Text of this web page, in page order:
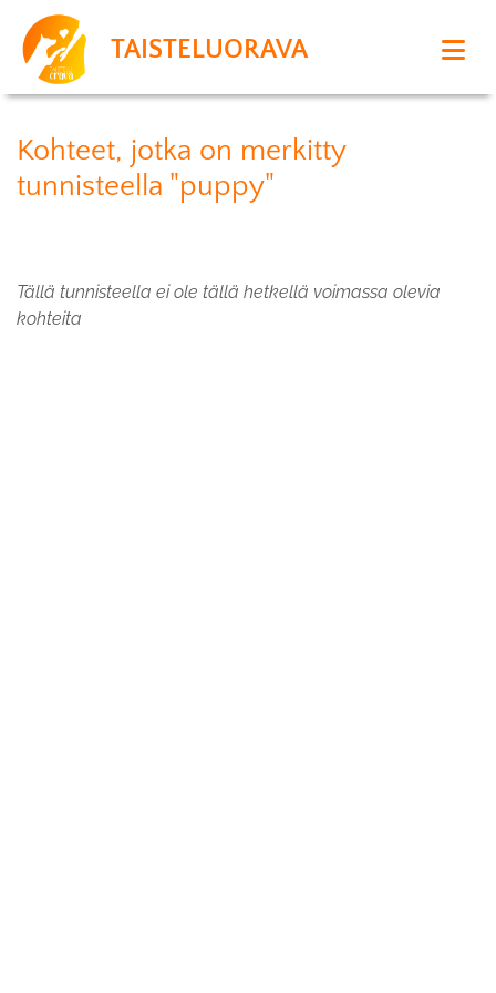
TAISTELUORAVA
Kohteet, jotka on merkitty
tunnisteella "puppy"
Tällä tunnisteella ei ole tällä hetkellä voimassa olevia
kohteita